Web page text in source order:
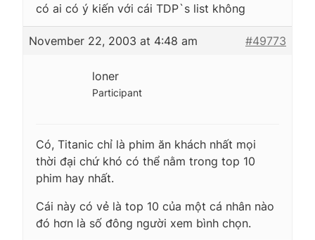
có ai có ý kiến với cái TDP`s list không
November 22, 2003 at 4:48 am #49773
loner
Participant
Có, Titanic chỉ là phim ăn khách nhất mọi
thời đại chứ khó có thể nằm trong top 10
phim hay nhất.
Cái này có vẻ là top 10 của một cá nhân nào
đó hơn là số đông người xem bình chọn.